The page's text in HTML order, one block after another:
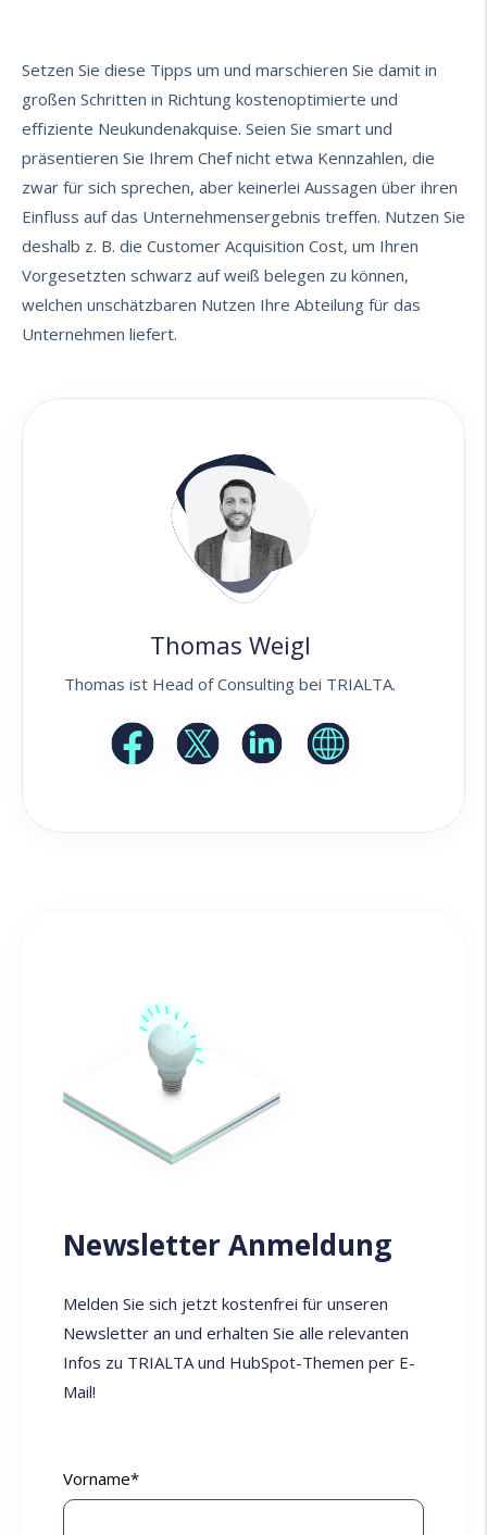
Setzen Sie diese Tipps um und marschieren Sie damit in
großen Schritten in Richtung kostenoptimierte und
effiziente Neukundenakquise. Seien Sie smart und
präsentieren Sie Ihrem Chef nicht etwa Kennzahlen, die
zwar für sich sprechen, aber keinerlei Aussagen über ihren
Einfluss auf das Unternehmensergebnis treffen. Nutzen Sie
deshalb z. B. die Customer Acquisition Cost, um Ihren
Vorgesetzten schwarz auf weiß belegen zu können,
welchen unschätzbaren Nutzen Ihre Abteilung für das
Unternehmen liefert.
Thomas Weigl
Thomas ist Head of Consulting bei TRIALTA.
Newsletter Anmeldung
Melden Sie sich jetzt kostenfrei für unseren
Newsletter an und erhalten Sie alle relevanten
Infos zu TRIALTA und HubSpot-Themen per E-
Mail!
Vorname*